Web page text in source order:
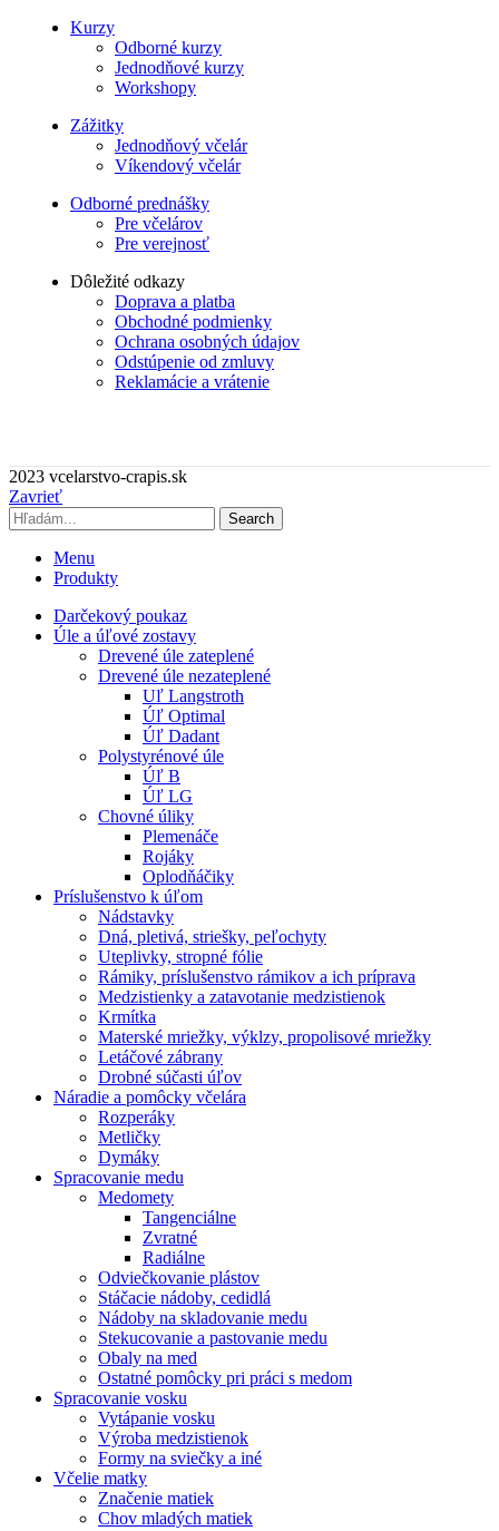
Kurzy
Odborné kurzy
Jednodňové kurzy
Workshopy
Zážitky
Jednodňový včelár
Víkendový včelár
Odborné prednášky
Pre včelárov
Pre verejnosť
Dôležité odkazy
Doprava a platba
Obchodné podmienky
Ochrana osobných údajov
Odstúpenie od zmluvy
Reklamácie a vrátenie
2023 vcelarstvo-crapis.sk
Zavrieť
Search
Menu
Produkty
Darčekový poukaz
Úle a úľové zostavy
Drevené úle zateplené
Drevené úle nezateplené
Uľ Langstroth
Úľ Optimal
Úľ Dadant
Polystyrénové úle
Úľ B
Úľ LG
Chovné úliky
Plemenáče
Rojáky
Oplodňáčiky
Príslušenstvo k úľom
Nádstavky
Dná, pletivá, striešky, peľochyty
Uteplivky, stropné fólie
Rámiky, príslušenstvo rámikov a ich príprava
Medzistienky a zatavotanie medzistienok
Krmítka
Materské mriežky, výklzy, propolisové mriežky
Letáčové zábrany
Drobné súčasti úľov
Náradie a pomôcky včelára
Rozperáky
Metličky
Dymáky
Spracovanie medu
Medomety
Tangenciálne
Zvratné
Radiálne
Odviečkovanie plástov
Stáčacie nádoby, cedidlá
Nádoby na skladovanie medu
Stekucovanie a pastovanie medu
Obaly na med
Ostatné pomôcky pri práci s medom
Spracovanie vosku
Vytápanie vosku
Výroba medzistienok
Formy na sviečky a iné
Včelie matky
Značenie matiek
Chov mladých matiek